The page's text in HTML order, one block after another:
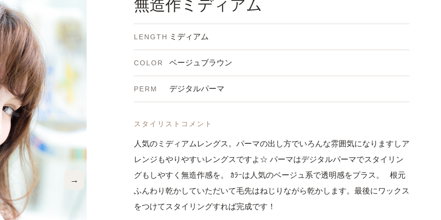
→
無造作ミディアム
LENGTH ミディアム
COLOR ベージュブラウン
PERM デジタルパーマ
スタイリストコメント
人気のミディアムレングス。パーマの出し方でいろんな雰囲気になりますしア
レンジもやりやすいレングスですよ☆ パーマはデジタルパーマでスタイリン
グもしやすく無造作感を。 ｶﾗｰは人気のベージュ系で透明感をプラス。 根元
ふんわり乾かしていただいて毛先はねじりながら乾かします。最後にワックス
をつけてスタイリングすれば完成です！